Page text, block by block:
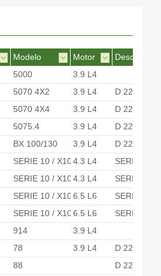
Modelo Motor
Desc. Motor
5000
3.9 L4
5070 4X2 3.9 L4
D 229-4
5070 4X4 3.9 L4
D 229-4
5075.4 3.9 L4
D 229-4
BX 100/130 3.9 L4
D 229-4
SERIE 10 / X10 4.3 L4
SERIE 10 /
SERIE 10 / X10 4.3 L4
SERIE 10 /
SERIE 10 / X10 6.5 L6
SERIE 10 /
SERIE 10 / X10 6.5 L6
SERIE 10 /
914
3.9 L4
78 3.9 L4
D 229-4
88
D 229-4